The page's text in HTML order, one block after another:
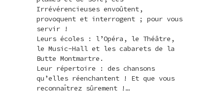
Irrévérencieuses envoûtent,
provoquent et interrogent ; pour vous
servir !
Leurs écoles : l’Opéra, le Théâtre,
le Music-Hall et les cabarets de la
Butte Montmartre.
Leur répertoire : des chansons
qu’elles réenchantent ! Et que vous
reconnaı̂trez sûrement !…